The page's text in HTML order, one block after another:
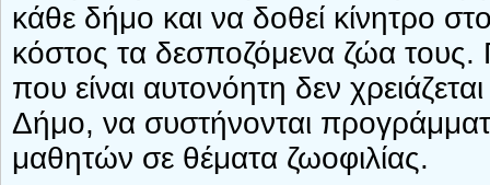
κάθε δήμο και να δοθεί κίνητρο
κόστος τα δεσποζόμενα ζώα
που είναι αυτονόητη δεν
Δήμο, να συστήνονται
μαθητών σε θέματα ζωοφιλίας.